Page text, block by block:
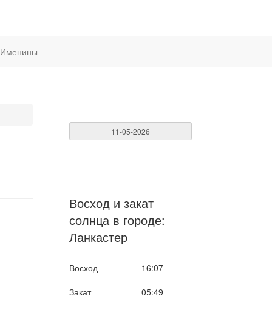
Именины
Восход и закат
солнца в городе:
Ланкастер
Восход
16:07
Закат
05:49